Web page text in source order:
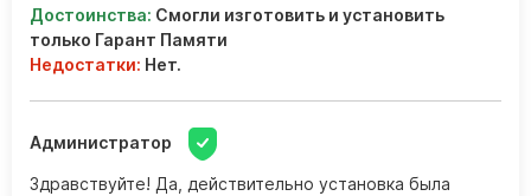
Достоинства: Смогли изготовить и установить
только Гарант Памяти
Недостатки: Нет.
Администратор
Здравствуйте! Да, действительно установка была